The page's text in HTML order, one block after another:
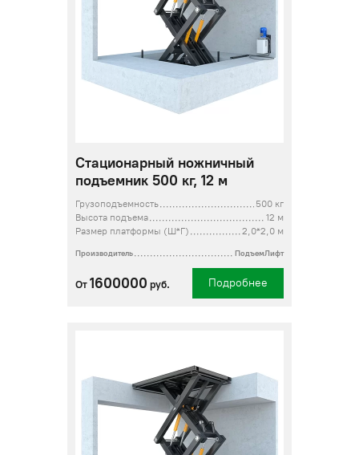
Стационарный ножничный
подъемник 500 кг, 12 м
Грузоподъемность
500 кг
Высота подъема
12 м
Размер платформы (Ш*Г)
2,0*2,0 м
Производитель ПодъемЛифт
От 1600000 руб. Подробнее